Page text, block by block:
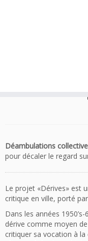
Déambulations
pour décaler le regard
Le projet «Dérives» est
critique en ville, porté
Dans les années
dérive comme moyen
critiquer sa vocation à